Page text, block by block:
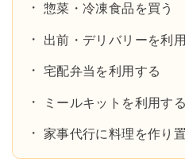
惣菜・冷凍食品を買う
出前・デリバリーを利
宅配弁当を利用する
ミールキットを利用する
家事代行に料理を作り